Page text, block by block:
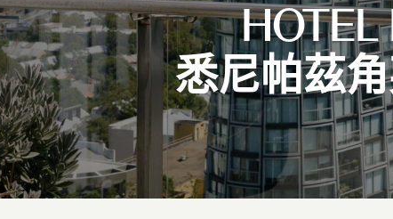
HOTEL
悉尼帕茲